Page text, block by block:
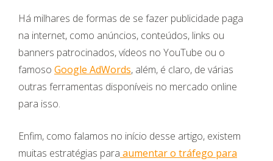
Há milhares de formas de se fazer publicidade paga
na internet, como anúncios, conteúdos, links ou
banners patrocinados, vídeos no YouTube ou o
famoso Google AdWords, além, é claro, de várias
outras ferramentas disponíveis no mercado online
para isso.
Enfim, como falamos no início desse artigo, existem
muitas estratégias para aumentar o tráfego para